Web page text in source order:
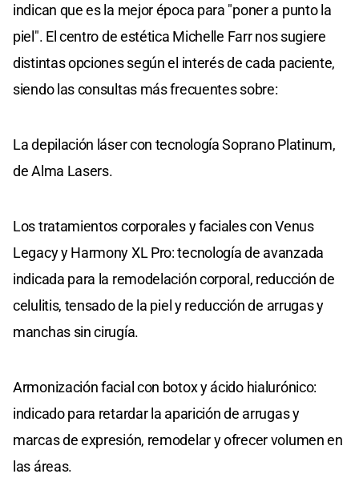
indican que es la mejor época para "poner a punto la
piel". El centro de estética Michelle Farr nos sugiere
distintas opciones según el interés de cada paciente,
siendo las consultas más frecuentes sobre:
La depilación láser con tecnología Soprano Platinum,
de Alma Lasers.
Los tratamientos corporales y faciales con Venus
Legacy y Harmony XL Pro: tecnología de avanzada
indicada para la remodelación corporal, reducción de
celulitis, tensado de la piel y reducción de arrugas y
manchas sin cirugía.
Armonización facial con botox y ácido hialurónico:
indicado para retardar la aparición de arrugas y
marcas de expresión, remodelar y ofrecer volumen en
las áreas.